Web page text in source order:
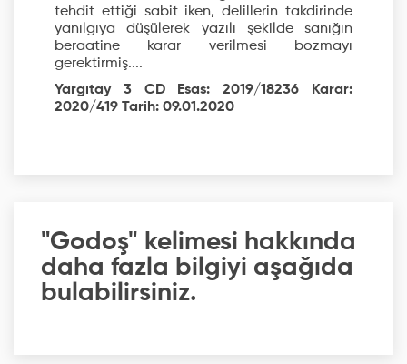
tehdit ettiği sabit iken, delillerin takdirinde
yanılgıya düşülerek yazılı şekilde sanığın
beraatine karar verilmesi bozmayı
gerektirmiş....
Yargıtay 3 CD Esas: 2019/18236 Karar:
2020/419 Tarih: 09.01.2020
"Godoş" kelimesi hakkında
daha fazla bilgiyi aşağıda
bulabilirsiniz.